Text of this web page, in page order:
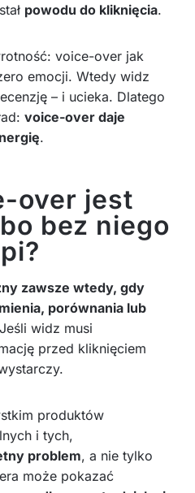
powodu do kliknięcia.
voice-over jak
emocji. Wtedy widz
– i ucieka. Dlatego
voice-over daje
.
over jest
bez niego
zawsze wtedy, gdy
porównania lub
Jeśli widz musi
przed kliknięciem
produktów
i tych,
problem, a nie tylko
może pokazać